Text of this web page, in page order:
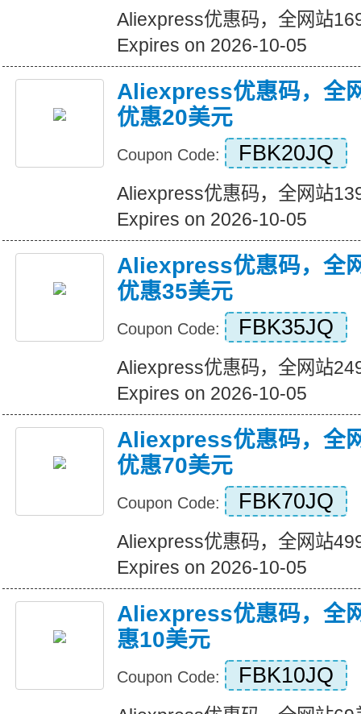
Aliexpress优惠码，全网站
Expires on 2026-10-05
Aliexpress优惠码，全
优惠20美元
Coupon Code: FBK20JQ
Aliexpress优惠码，全网站
Expires on 2026-10-05
Aliexpress优惠码，全
优惠35美元
Coupon Code: FBK35JQ
Aliexpress优惠码，全网站
Expires on 2026-10-05
Aliexpress优惠码，全
优惠70美元
Coupon Code: FBK70JQ
Aliexpress优惠码，全网站
Expires on 2026-10-05
Aliexpress优惠码，全
惠10美元
Coupon Code: FBK10JQ